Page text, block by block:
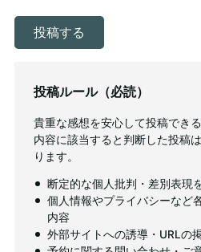
投稿ルール（必読）
貴重な感想を安心して投稿でき
内容に該当すると判断した投稿
ります。
断定的な個人批判・差別表現
個人情報やプライバシーなど
内容
外部サイトへの誘導・URLの